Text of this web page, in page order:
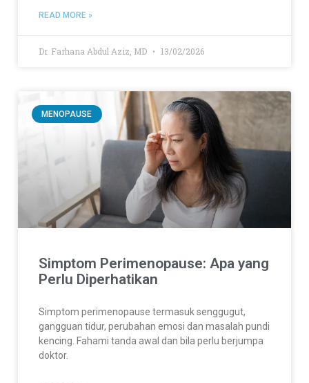
READ MORE »
Dr. Farhana Abdul Aziz, MD 13/02/2026
MENOPAUSE
Simptom Perimenopause: Apa yang
Perlu Diperhatikan
Simptom perimenopause termasuk senggugut,
gangguan tidur, perubahan emosi dan masalah pundi
kencing. Fahami tanda awal dan bila perlu berjumpa
doktor.